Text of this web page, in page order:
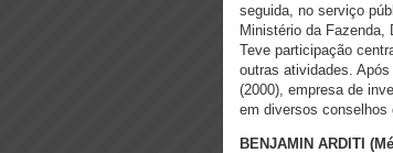
seguida, no serviço
Ministério da Fazenda,
Teve participação
outras atividades.
(2000), empresa de
em diversos
BENJAMIN ARDITI